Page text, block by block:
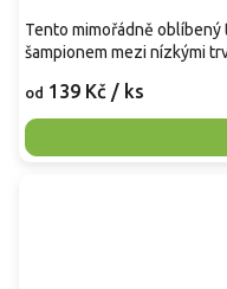
od 139 Kč / ks
Tento mimořádně
šampionem mezi nízkými